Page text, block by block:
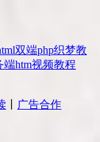
双端php织梦教
端htm视频教程
广告合作